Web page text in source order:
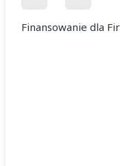
Finansowanie dla